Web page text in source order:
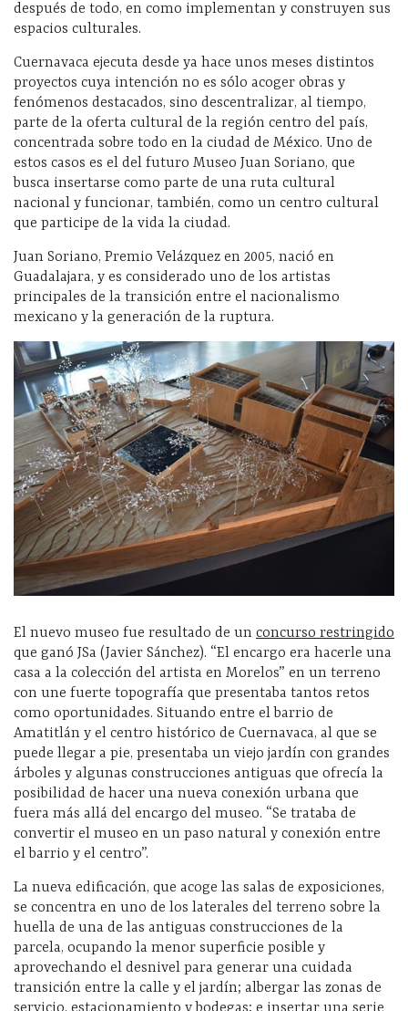
después de todo, en como implementan y construyen sus
espacios culturales.
Cuernavaca ejecuta desde ya hace unos meses distintos
proyectos cuya intención no es sólo acoger obras y
fenómenos destacados, sino descentralizar, al tiempo,
parte de la oferta cultural de la región centro del país,
concentrada sobre todo en la ciudad de México. Uno de
estos casos es el del futuro Museo Juan Soriano, que
busca insertarse como parte de una ruta cultural
nacional y funcionar, también, como un centro cultural
que participe de la vida la ciudad.
Juan Soriano, Premio Velázquez en 2005, nació en
Guadalajara, y es considerado uno de los artistas
principales de la transición entre el nacionalismo
mexicano y la generación de la ruptura.
El nuevo museo fue resultado de un concurso restringido
que ganó JSa (Javier Sánchez). “El encargo era hacerle una
casa a la colección del artista en Morelos” en un terreno
con une fuerte topografía que presentaba tantos retos
como oportunidades. Situando entre el barrio de
Amatitlán y el centro histórico de Cuernavaca, al que se
puede llegar a pie, presentaba un viejo jardín con grandes
árboles y algunas construcciones antiguas que ofrecía la
posibilidad de hacer una nueva conexión urbana que
fuera más allá del encargo del museo. “Se trataba de
convertir el museo en un paso natural y conexión entre
el barrio y el centro”.
La nueva edificación, que acoge las salas de exposiciones,
se concentra en uno de los laterales del terreno sobre la
huella de una de las antiguas construcciones de la
parcela, ocupando la menor superficie posible y
aprovechando el desnivel para generar una cuidada
transición entre la calle y el jardín; albergar las zonas de